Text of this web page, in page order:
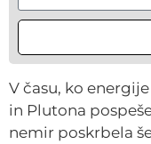
Alternative:
V času, ko
in Plutona
nemir poskrbela